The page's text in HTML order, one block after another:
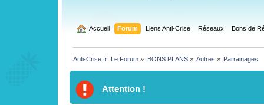
Accueil Forum Liens Anti-Crise Réseaux Bons de
Anti-Crise.fr: Le Forum » BONS PLANS» Autres » Parrainages
Attention !